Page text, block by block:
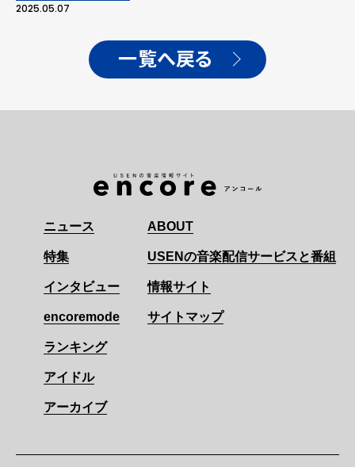
2025.05.07
一覧へ戻る
ニュース
特集
インタビュー
encoremode
ランキング
アイドル
アーカイブ
ABOUT
USENの音楽配信サービスと番組
情報サイト
サイトマップ